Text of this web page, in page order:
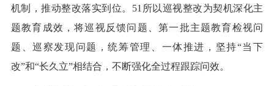
机制，推动整改落实到位。51所以巡视整改为契机深化主
题教育成效，将巡视反馈问题、第一批主题教育检视问
题、巡察发现问题，统筹管理、一体推进，坚持“当下
改”和“长久立”相结合，不断强化全过程跟踪问效。